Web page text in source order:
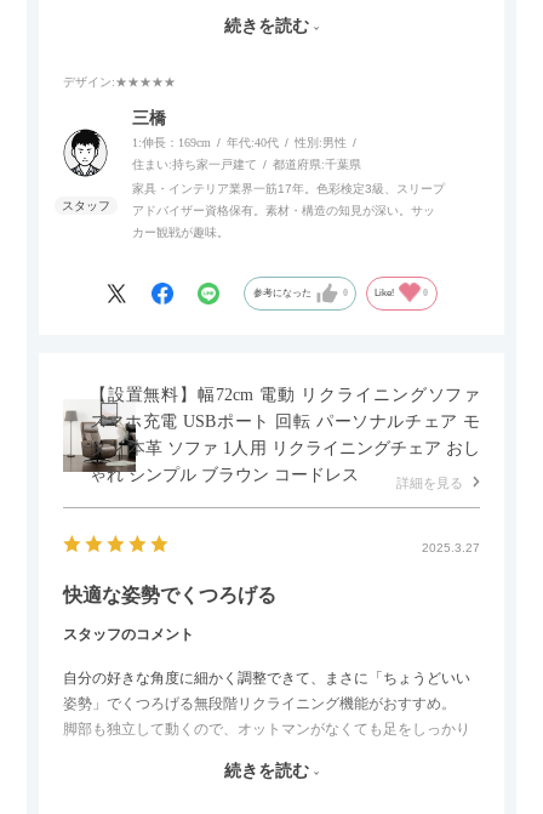
また、補助テーブルとして使用可能なスライドテーブルや収納
内部にもプリンターなどが置けるスライド棚板がついているの
でテレビ台以外にもオフィスなどでの収納家具やリビングでの
サイドボードとして多目的な用途に対応しています。
また、扉は横方向へのスライド式となっているので開閉時のス
ペースを最小限に抑えられ、省スペースでご利用いただけるの
続きを読む
デザイン:★★★★★
三橋
1:伸長：169cm 年代:40代 性別:男性
住まい:持ち家一戸建て 都道府県:千葉県
家具・インテリア業界一筋17年。色彩検定3級、スリープ
アドバイザー資格保有。素材・構造の知見が深い。サッ
カー観戦が趣味。
参考になった 0 Like! 0
【設置無料】幅72cm 電動 リクライニングソファ
スマホ充電 USBポート 回転 パーソナルチェア モ
ダン 本革 ソファ 1人用 リクライニングチェア おし
ゃれ シンプル ブラウン コードレス
詳細を見る
2025.3.27
快適な姿勢でくつろげる
スタッフのコメント
自分の好きな角度に細かく調整できて、まさに「ちょうどいい
姿勢」でくつろげる無段階リクライニング機能がおすすめ。
脚部も独立して動くので、オットマンがなくても足をしっかり
スマホやタブレットを充電しながらリラックスできるのが嬉し
続きを読む